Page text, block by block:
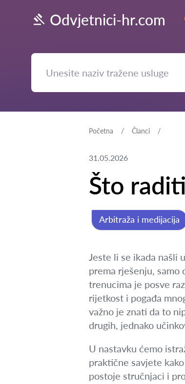
Odvjetnici-hr.com
Početna Članci
31.05.2026
Što
Arbitraža i medijacija
Jeste li se ikada našli
prema rješenju,
trenucima je posve
rijetkost i pogađa
važno je znati da to
drugih, jednako
U nastavku ćemo
praktične savjete
postoje stručnjaci i